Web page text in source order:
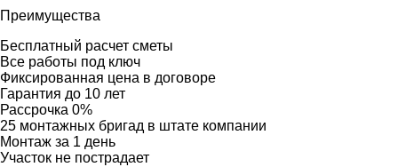
Преимущества
Бесплатный расчет сметы
Все работы под ключ
Фиксированная цена в договоре
Гарантия до 10 лет
Рассрочка 0%
25 монтажных бригад в штате компании
Монтаж за 1 день
Участок не пострадает